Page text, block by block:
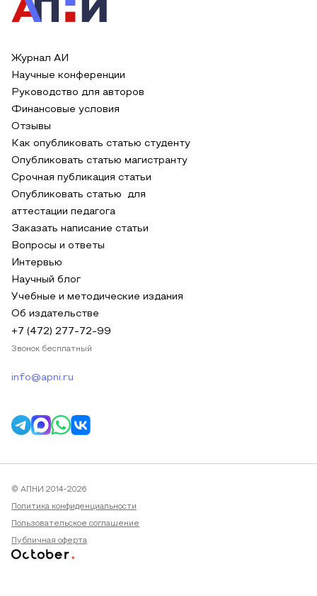
Журнал АИ
Научные конференции
Руководство для авторов
Финансовые условия
Отзывы
Как опубликовать статью студенту
Опубликовать статью магистранту
Срочная публикация статьи
Опубликовать статью для
аттестации педагога
Заказать написание статьи
Вопросы и ответы
Интервью
Научный блог
Учебные и методические издания
Об издательстве
+7 (472) 277-72-99
Звонок бесплатный
info@apni.ru
© АПНИ 2014-2026
Политика конфиденциальности
Пользовательское соглашение
Публичная оферта